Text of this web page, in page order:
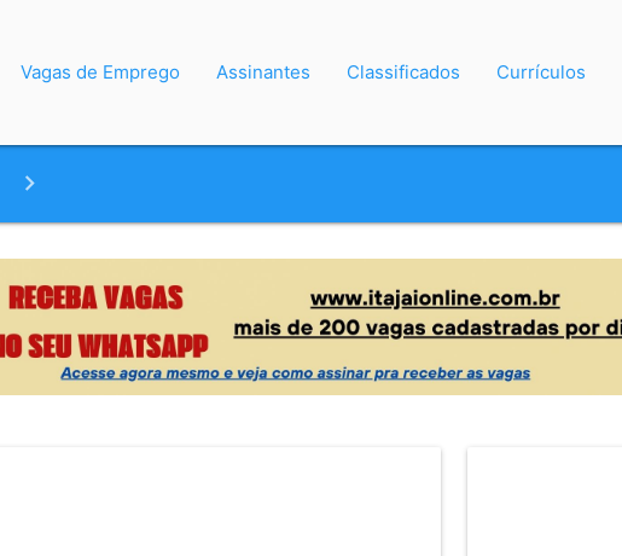
Vagas de Emprego Assinantes Classificados Currículos